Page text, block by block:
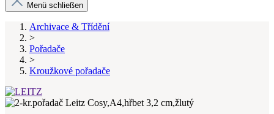
Menü schließen
Archivace & Třídění
>
Pořadače
>
Kroužkové pořadače